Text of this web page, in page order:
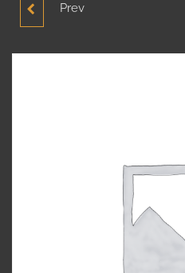
MAZDA 626 91 1988-1991
Prev